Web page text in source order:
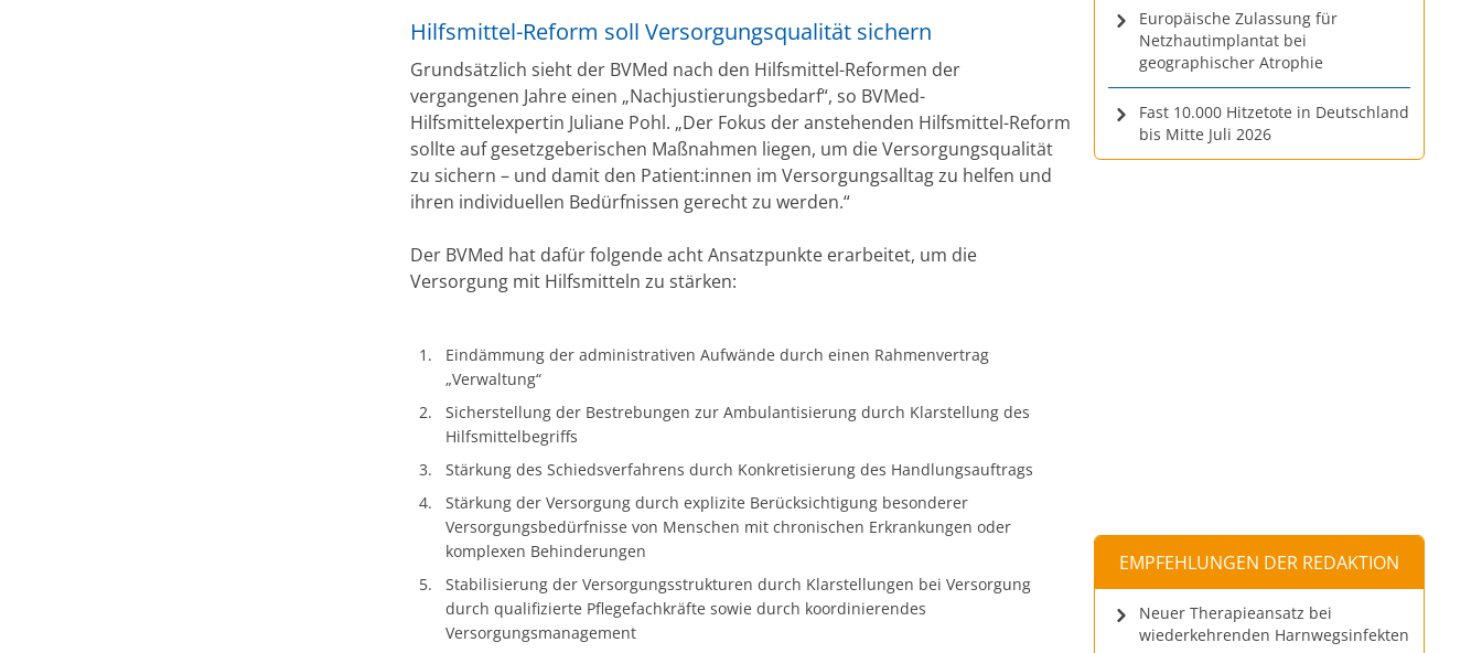
Hilfsmittel-Reform soll Versorgungsqualität sichern
Grundsätzlich sieht der BVMed nach den Hilfsmittel-Reformen der
vergangenen Jahre einen „Nachjustierungsbedarf“, so BVMed-
Hilfsmittelexpertin Juliane Pohl. „Der Fokus der anstehenden Hilfsmittel-Reform
sollte auf gesetzgeberischen Maßnahmen liegen, um die Versorgungsqualität
zu sichern – und damit den Patient:innen im Versorgungsalltag zu helfen und
ihren individuellen Bedürfnissen gerecht zu werden.“
Der BVMed hat dafür folgende acht Ansatzpunkte erarbeitet, um die
Versorgung mit Hilfsmitteln zu stärken:
Eindämmung der administrativen Aufwände durch einen Rahmenvertrag
„Verwaltung“
Sicherstellung der Bestrebungen zur Ambulantisierung durch Klarstellung des
Hilfsmittelbegriffs
Stärkung des Schiedsverfahrens durch Konkretisierung des Handlungsauftrags
Stärkung der Versorgung durch explizite Berücksichtigung besonderer
Versorgungsbedürfnisse von Menschen mit chronischen Erkrankungen oder
komplexen Behinderungen
Stabilisierung der Versorgungsstrukturen durch Klarstellungen bei Versorgung
durch qualifizierte Pflegefachkräfte sowie durch koordinierendes
Versorgungsmanagement
Europäische Zulassung für
Netzhautimplantat bei
geographischer Atrophie
Fast 10.000 Hitzetote in Deutschland
bis Mitte Juli 2026
EMPFEHLUNGEN DER REDAKTION
Neuer Therapieansatz bei
wiederkehrenden Harnwegsinfekten